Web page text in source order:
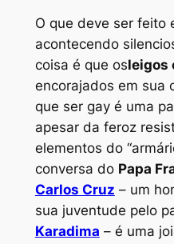
O que deve ser feito
acontecendo
coisa é que osleigos
encorajados em sua
que ser gay é uma
apesar da feroz
elementos do
conversa do Papa
Carlos Cruz – um
sua juventude pelo
Karadima – é uma